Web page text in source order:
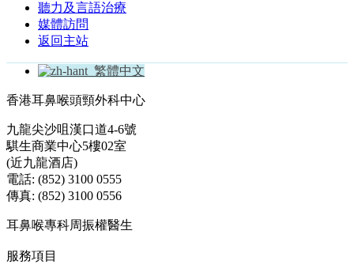
聽力及言語治療
媒體訪問
返回主站
繁體中文
香港耳鼻喉頭頸外科中心
九龍尖沙咀漢口道4-6號
騏生商業中心5樓02室
(近九龍酒店)
電話: (852) 3100 0555
傳真: (852) 3100 0556
耳鼻喉專科周振權醫生
服務項目